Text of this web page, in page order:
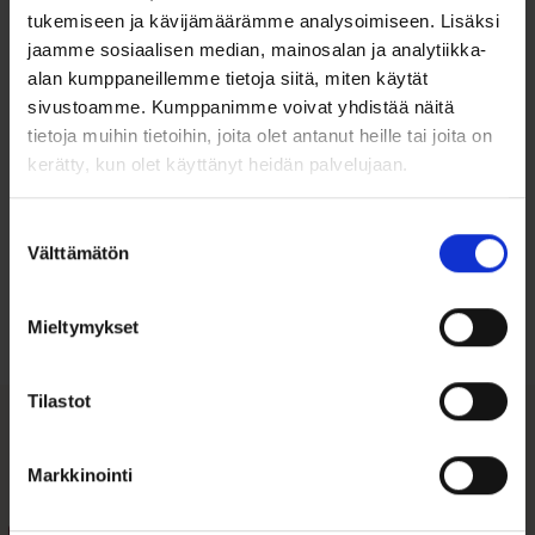
tukemiseen ja kävijämäärämme analysoimiseen. Lisäksi
jaamme sosiaalisen median, mainosalan ja analytiikka-
alan kumppaneillemme tietoja siitä, miten käytät
sivustoamme. Kumppanimme voivat yhdistää näitä
tietoja muihin tietoihin, joita olet antanut heille tai joita on
kerätty, kun olet käyttänyt heidän palvelujaan.
valinta
Välttämätön
Mieltymykset
Tilastot
Markkinointi
Vaaleansiniset synteettiset zirkonit
Zirkonien halkaisija: 3,3 mm
Ketjun pituus: 4 cm
Valmistettu Suomessa
Ohjeita sormuksen tai korun
Tutustu myös